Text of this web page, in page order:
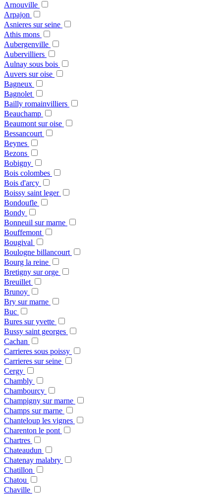
Arnouville
Arpajon
Asnieres sur seine
Athis mons
Aubergenville
Aubervilliers
Aulnay sous bois
Auvers sur oise
Bagneux
Bagnolet
Bailly romainvilliers
Beauchamp
Beaumont sur oise
Bessancourt
Beynes
Bezons
Bobigny
Bois colombes
Bois d'arcy
Boissy saint leger
Bondoufle
Bondy
Bonneuil sur marne
Bouffemont
Bougival
Boulogne billancourt
Bourg la reine
Bretigny sur orge
Breuillet
Brunoy
Bry sur marne
Buc
Bures sur yvette
Bussy saint georges
Cachan
Carrieres sous poissy
Carrieres sur seine
Cergy
Chambly
Chambourcy
Champigny sur marne
Champs sur marne
Chanteloup les vignes
Charenton le pont
Chartres
Chateaudun
Chatenay malabry
Chatillon
Chatou
Chaville